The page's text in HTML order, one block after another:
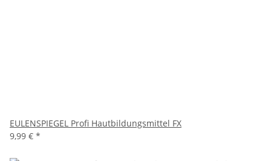
EULENSPIEGEL Profi Hautbildungsmittel FX
9,99 € *